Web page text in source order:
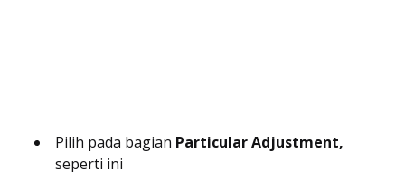
Pilih pada bagian Particular Adjustment,
seperti ini